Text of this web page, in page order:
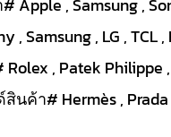
, Samsung ,
, LG , TCL ,
, Patek Philippe ,
า# Hermès , Prada